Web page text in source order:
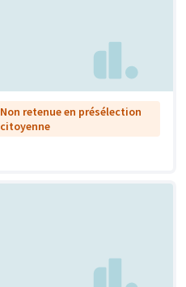
Non retenue en présélection
citoyenne